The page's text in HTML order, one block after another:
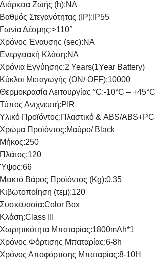
Διάρκεια Ζωής (h):NA
Βαθμός Στεγανότητας (IP): IP55
Γωνία Δέσμης:>110°
Χρόνος Έναυσης (sec):NA
Ενεργειακή Κλάση:NA
Χρόνια Εγγύησης:2 Years(1Year Battery)
Κύκλοι Μεταγωγής (ON/ OFF):10000
Θερμοκρασία Λειτουργίας °C:-10°C – +45°C
Τύπος Ανιχνευτή:PIR
Υλικό Προϊόντος:Πλαστικό & ABS/ABS+PC
Χρώμα Προϊόντος:Μαύρο/ Black
Μήκος:250
Πλάτος:120
Ύψος:66
Μεικτό Βάρος Προϊόντος (Kg):0,35
Κιβωτοποίηση (τεμ):120
Συσκευασία:Color Box
Κλάση:Class III
Χωρητικότητα Μπαταρίας:1800mAh*1
Χρόνος Φόρτισης Μπαταρίας:6-8h
Χρόνος Αποφόρτισης Μπαταρίας:8-10H